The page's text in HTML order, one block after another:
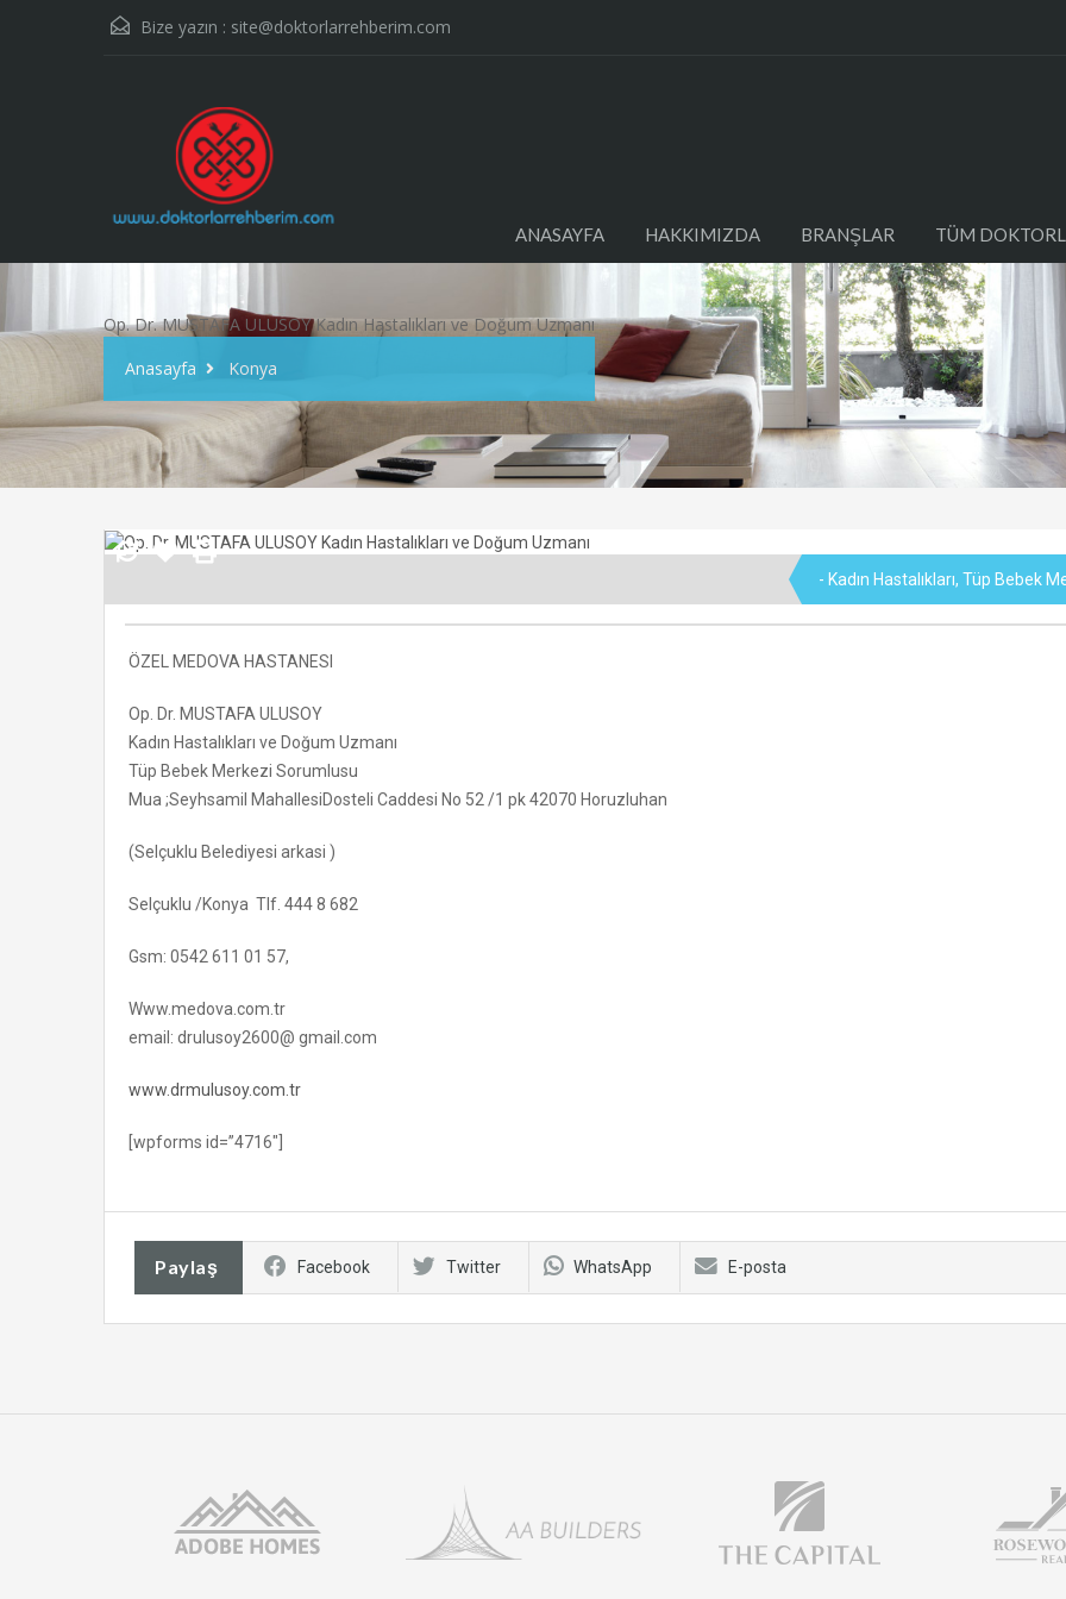
Bize yazın : site@doktorlarrehberim.com
ANASAYFA HAKKIMIZDA BRANŞLAR TÜM
Op. Dr. MUSTAFA ULUSOY Kadın Hastalıkları ve Doğum Uzmanı
Anasayfa
Konya
- Kadın Hastalıkları, Tüp Bebek
ÖZEL MEDOVA HASTANESI
Op. Dr. MUSTAFA ULUSOY
Kadın Hastalıkları ve Doğum Uzmanı
Tüp Bebek Merkezi Sorumlusu
Mua ;Seyhsamil MahallesiDosteli Caddesi No 52 /1 pk 42070 Horuzluhan
(Selçuklu Belediyesi arkasi )
Selçuklu /Konya Tlf. 444 8 682
Gsm: 0542 611 01 57,
Www.medova.com.tr
email: drulusoy2600@ gmail.com
www.drmulusoy.com.tr
[wpforms id=”4716″]
Paylaş Facebook Twitter WhatsApp E-posta